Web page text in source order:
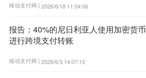
移动支付网 | 2026/6/18 11:04:06
报告：40%的尼日利亚人使用加密货币
进行跨境支付转账
移动支付网 | 2026/6/3 14:07:15